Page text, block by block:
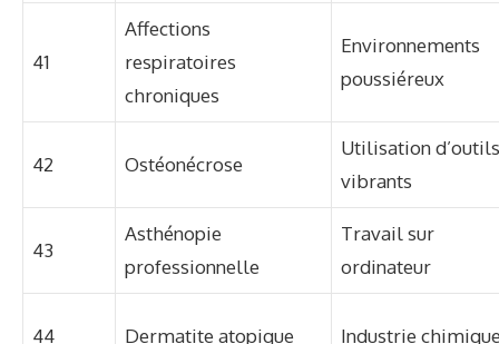
41
Affections
respiratoires
chroniques
Environnements
poussiéreux
42 Ostéonécrose
Utilisation d’outils
vibrants
43
Asthénopie
professionnelle
Travail sur
ordinateur
44 Dermatite atopique Industrie